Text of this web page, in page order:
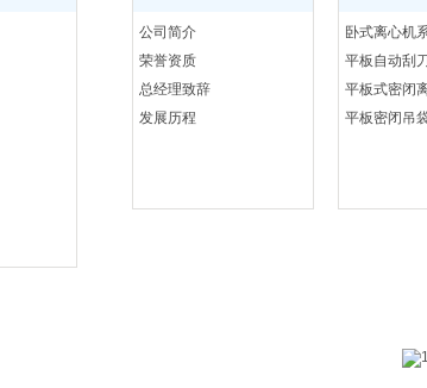
公司简介
荣誉资质
总经理致辞
发展历程
卧式离心机
平板自动刮
平板式密闭
平板密闭吊